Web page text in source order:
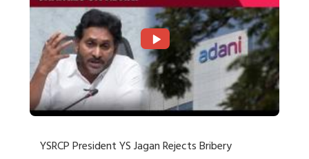
YSRCP President YS Jagan Rejects Bribery